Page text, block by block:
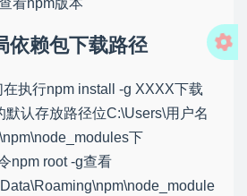
依赖包下载路径
执行npm install -g XXXX下载
认存放路径位C:\Users\用户名
下
npm root -g查看